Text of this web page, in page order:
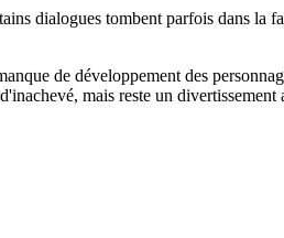
dialogues tombent parfois dans la
de développement des
mais reste un divertissement